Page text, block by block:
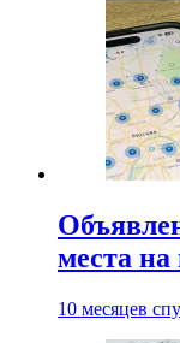
места
10 месяцев